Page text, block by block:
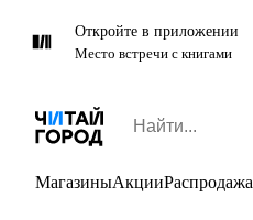
Откройте в приложении
Место встречи с книгами
МагазиныАкцииРаспродажа